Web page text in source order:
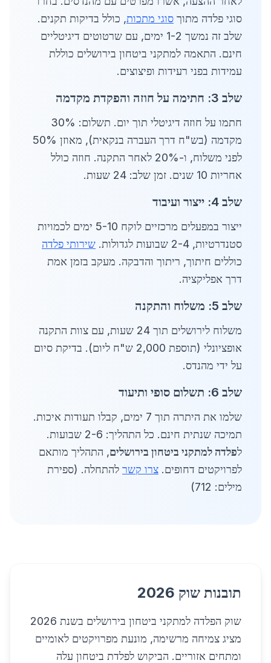
סוגי פלדה מתוך סוגי מתכות, כולל בדיקות תקנים.
שלב זה נמשך 1-2 ימים, עם שרטוטים דיגיטליים
חינם. התאמה למתקני ביטחון בירושלים כוללת
עמידות בפני רעידות ופיצוצים.
שלב 3: חתימה על חוזה והפקדת מקדמה
חתמו על חוזה דיגיטלי תוך יום. תשלום: 30%
מקדמה (בש"ח דרך העברה בנקאית), מאוזן 50%
לפני משלוח, ו-20% לאחר התקנה. חוזה כולל
אחריות 10 שנים. זמן שלב: 24 שעות.
שלב 4: ייצור ועיבוד
ייצור במפעלים מרכזיים לוקח 5-10 ימים לכמויות
סטנדרטיות, 2-4 שבועות לגדולות.
שירותי פלדה
כוללים חיתוך, ריתוך והדבקה. מעקב בזמן אמת
דרך אפליקציה.
שלב 5: משלוח והתקנה
משלוח לירושלים תוך 24 שעות, עם צוות התקנה
אופציונלי (תוספת 2,000 ש"ח ליום). בדיקת סיום
על ידי מהנדס.
שלב 6: תשלום סופי ותיעוד
שלמו את היתרה תוך 7 ימים, קבלו תעודות איכות.
תמיכה שנתית חינם. כל התהליך: 2-6 שבועות.
לפלדה למתקני ביטחון בירושלים, התהליך מותאם
לפרויקטים דחופים. צרו קשר להתחלה. (ספירת
מילים: 712)
תובנות שוק 2026
שוק הפלדה למתקני ביטחון בירושלים בשנת 2026
מציג צמיחה מרשימה, מונעת מפרויקטים לאומיים
ומתחים אזוריים. הביקוש לפלדת ביטחון עלה